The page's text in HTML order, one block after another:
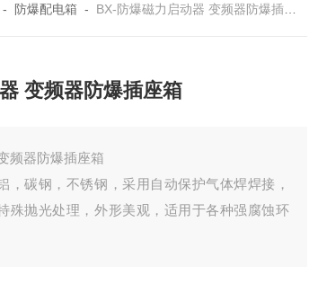
- 防爆配电箱 - BX-防爆磁力启动器 变频器防爆插座箱
变频器防爆插座箱
频器防爆插座箱
，碳钢，不锈钢，采用自动保护气体焊焊接，
殊抛光处理，外形美观，适用于各种强腐蚀环